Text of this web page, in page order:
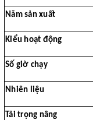
Năm sản xuất
Kiểu hoạt động
Số giờ chạy
Nhiên liệu
Tải trọng nâng